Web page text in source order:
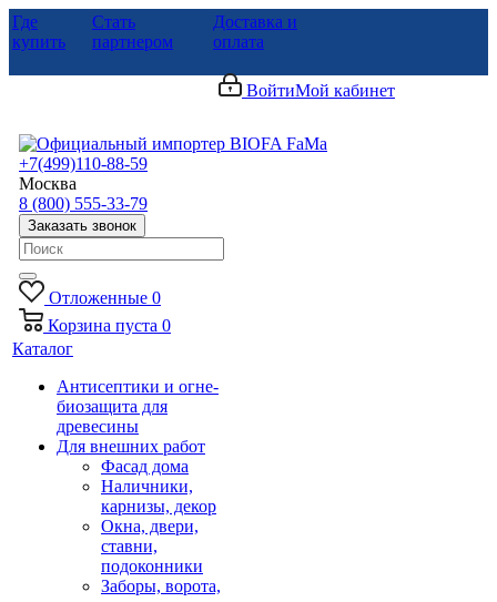
Где
купить
Стать
партнером
Доставка и
оплата
ВойтиМой кабинет
+7(499)110-88-59
Москва
8 (800) 555-33-79
Заказать звонок
Отложенные 0
Корзина пуста 0
Каталог
Антисептики и огне-
биозащита для
древесины
Для внешних работ
Фасад дома
Наличники,
карнизы, декор
Окна, двери,
ставни,
подоконники
Заборы, ворота,